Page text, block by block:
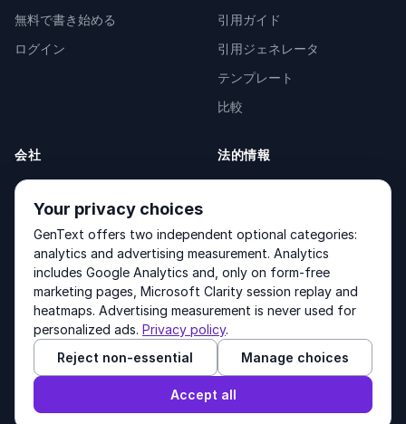
無料で書き始める
ログイン
引用ガイド
引用ジェネレータ
テンプレート
比較
会社
会社概要
お問い合わせ
製品
法的情報
Terms of Service
Other products by GenText Group:LexDraft· MentalNote
© 2026 GenText Group Inc. すべての権利を保有しています。
Your privacy choices
GenText offers two independent optional categories:
analytics and advertising measurement. Analytics
includes Google Analytics and, only on form-free
marketing pages, Microsoft Clarity session replay and
heatmaps. Advertising measurement is never used for
personalized ads. Privacy policy.
Reject non-essential
Manage choices
Accept all